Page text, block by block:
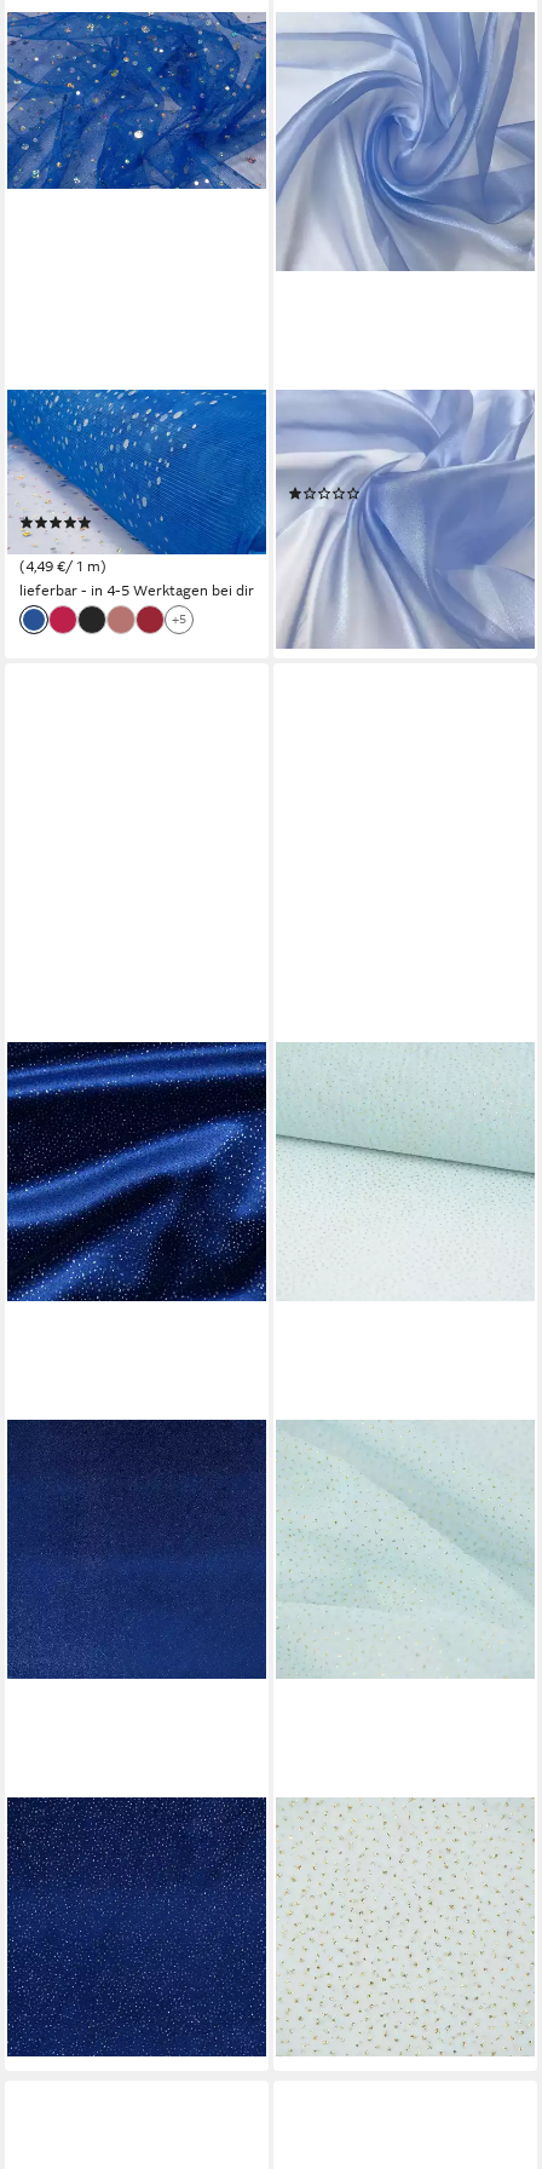
JIREX TRADING COMPANY
Stoff Tüll Stoff Pailletten Tütü
Meterware 155 cm breit
schimmern Dekostoff
(1)
4,49 €
(4,49 €/ 1 m)
lieferbar - in 4-5 Werktagen bei dir
+5
Stoff Organza Crystal Stoff
Meterware, Breite 150 cm
(1)
1,89 €
(1,26 €/ 1 qm)
lieferbar - in 3-4 Werktagen bei dir
+18
SCHÖNER LEBEN.
Stoff Samtstoff Meterware
Stretchsamt Glitzer blau
silberfarbig 150cm, mit
Metallic-Effekt
22,95 €
(22,95 €/ 1 m)
lieferbar - in 3-4 Werktagen bei dir
SCHÖNER LEBEN.
Stoff Tüllstoff Meterware mit
Glitzer Glitzertüll in
verschiedenen 1,50m, mit
Metallic-Effekt
5,95 €
(5,95 €/ 1 m)
lieferbar - in 3-4 Werktagen bei dir
+4